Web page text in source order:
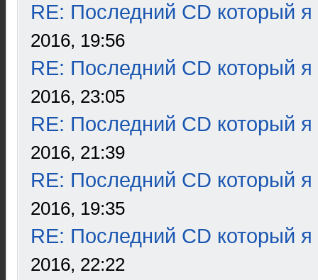
RE: Последний CD который я
2016, 19:56
RE: Последний CD который я
2016, 23:05
RE: Последний CD который я
2016, 21:39
RE: Последний CD который я
2016, 19:35
RE: Последний CD который я
2016, 22:22